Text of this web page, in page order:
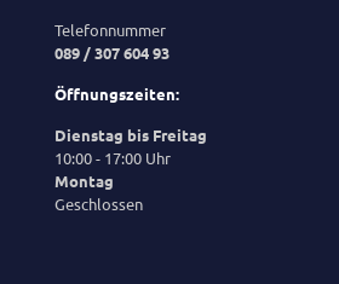
Telefonnummer
089 / 307 604 93
Öffnungszeiten:
Dienstag bis Freitag
10:00 - 17:00 Uhr
Montag
Geschlossen